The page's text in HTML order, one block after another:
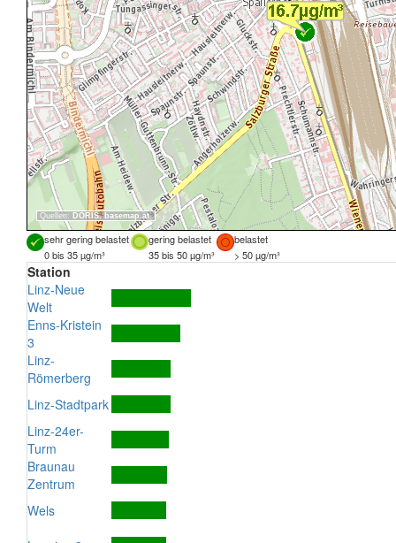
Quellen: DORIS, basemap.at
sehr gering belastet gering belastet
belastet
0 bis 35 µg/m³
35 bis 50 µg/m³ > 50 µg/m³
Station
Linz-Neue
Welt
Enns-Kristein
3
Linz-
Römerberg
Linz-Stadtpark
Linz-24er-
Turm
Braunau
Zentrum
Wels